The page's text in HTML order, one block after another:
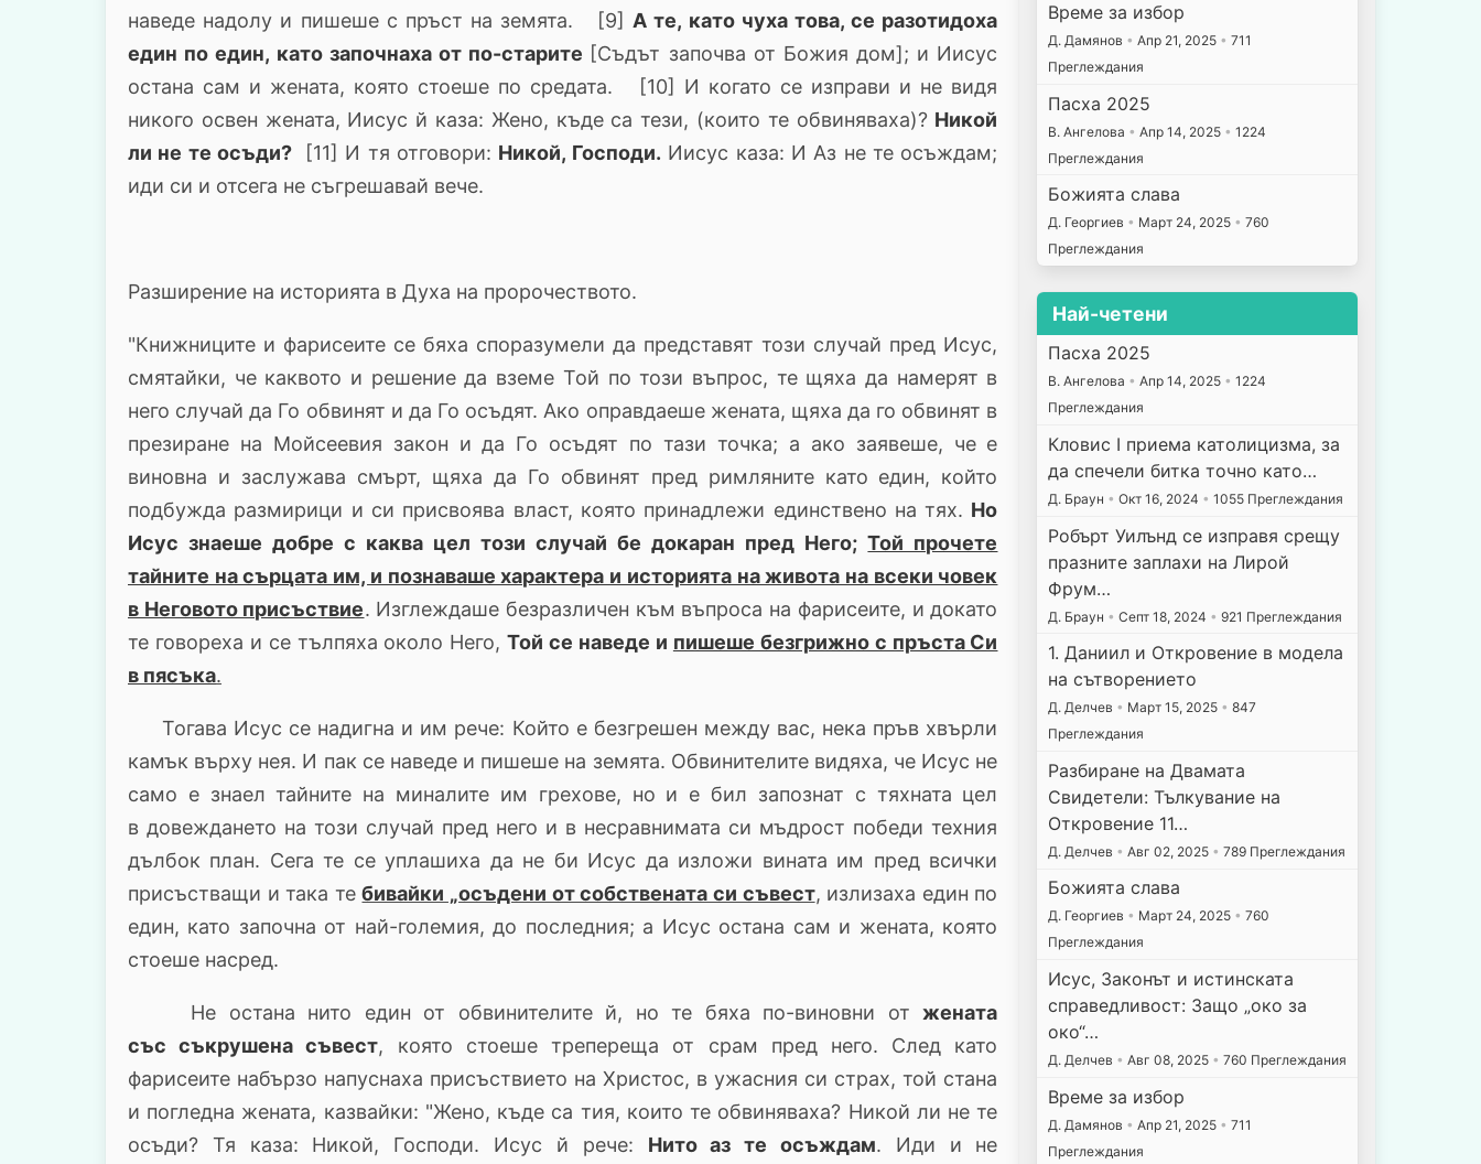
наведе надолу и пишеше с пръст на земята. [9] А те, като чуха това, се разотидоха
един по един, като започнаха от по-старите [Съдът започва от Божия дом]; и Иисус
остана сам и жената, която стоеше по средата. [10] И когато се изправи и не видя
никого освен жената, Иисус й каза: Жено, къде са тези, (които те обвиняваха)? Никой
ли не те осъди?
[11] И тя отговори: Никой, Господи. Иисус каза: И Аз не те осъждам;
иди си и отсега не съгрешавай вече.
Разширение на историята в Духа на пророчеството.
"Книжниците и фарисеите се бяха споразумели да представят този случай пред Исус,
смятайки, че каквото и решение да вземе Той по този въпрос, те щяха да намерят в
него случай да Го обвинят и да Го осъдят. Ако оправдаеше жената, щяха да го обвинят в
презиране на Мойсеевия закон и да Го осъдят по тази точка; а ако заявеше, че е
виновна и заслужава смърт, щяха да Го обвинят пред римляните като един, който
подбужда размирици и си присвоява власт, която принадлежи единствено на тях. Но
Исус знаеше добре с каква цел този случай бе докаран пред Него;Той прочете
тайните на сърцата им, и познаваше характера и историята на живота на всеки човек
в Неговото присъствие. Изглеждаше безразличен към въпроса на фарисеите, и докато
те говореха и се тълпяха около Него,Той се наведе и пишеше безгрижно с пръста Си
в пясъка.
Тогава Исус се надигна и им рече: Който е безгрешен между вас, нека пръв хвърли
камък върху нея. И пак се наведе и пишеше на земята. Обвинителите видяха, че Исус не
само е знаел тайните на миналите им грехове, но и е бил запознат с тяхната цел
в довеждането на този случай пред него и в несравнимата си мъдрост победи техния
дълбок план. Сега те се уплашиха да не би Исус да изложи вината им пред всички
присъстващи и така тебивайки „осъдени от собствената си съвест, излизаха един по
един, като започна от най-големия, до последния; а Исус остана сам и жената, която
стоеше насред.
Не остана нито един от обвинителите й, но те бяха по-виновни отжената
със съкрушена съвест, която стоеше трепереща от срам пред него. След като
фарисеите набързо напуснаха присъствието на Христос, в ужасния си страх, той стана
и погледна жената, казвайки: "Жено, къде са тия, които те обвиняваха? Никой ли не те
осъди? Тя каза: Никой, Господи. Исус й рече: Нито аз те осъждам. Иди и не
Време за избор
Д. Дамянов • Апр 21, 2025 • 711
Преглеждания
Пасха 2025
В. Ангелова • Апр 14, 2025 • 1224
Преглеждания
Божията слава
Д. Георгиев • Март 24, 2025 • 760
Преглеждания
Най-четени
Пасха 2025
В. Ангелова • Апр 14, 2025 • 1224
Преглеждания
Кловис I приема католицизма, за
да спечели битка точно като…
Д. Браун • Окт 16, 2024 • 1055 Преглеждания
Робърт Уилънд се изправя срещу
празните заплахи на Лирой
Фрум…
Д. Браун • Септ 18, 2024 • 921 Преглеждания
1. Даниил и Откровение в модела
на сътворението
Д. Делчев • Март 15, 2025 • 847
Преглеждания
Разбиране на Двамата
Свидетели: Тълкувание на
Откровение 11…
Д. Делчев • Авг 02, 2025 • 789 Преглеждания
Божията слава
Д. Георгиев • Март 24, 2025 • 760
Преглеждания
Исус, Законът и истинската
справедливост: Защо „око за
око“…
Д. Делчев • Авг 08, 2025 • 760 Преглеждания
Време за избор
Д. Дамянов • Апр 21, 2025 • 711
Преглеждания